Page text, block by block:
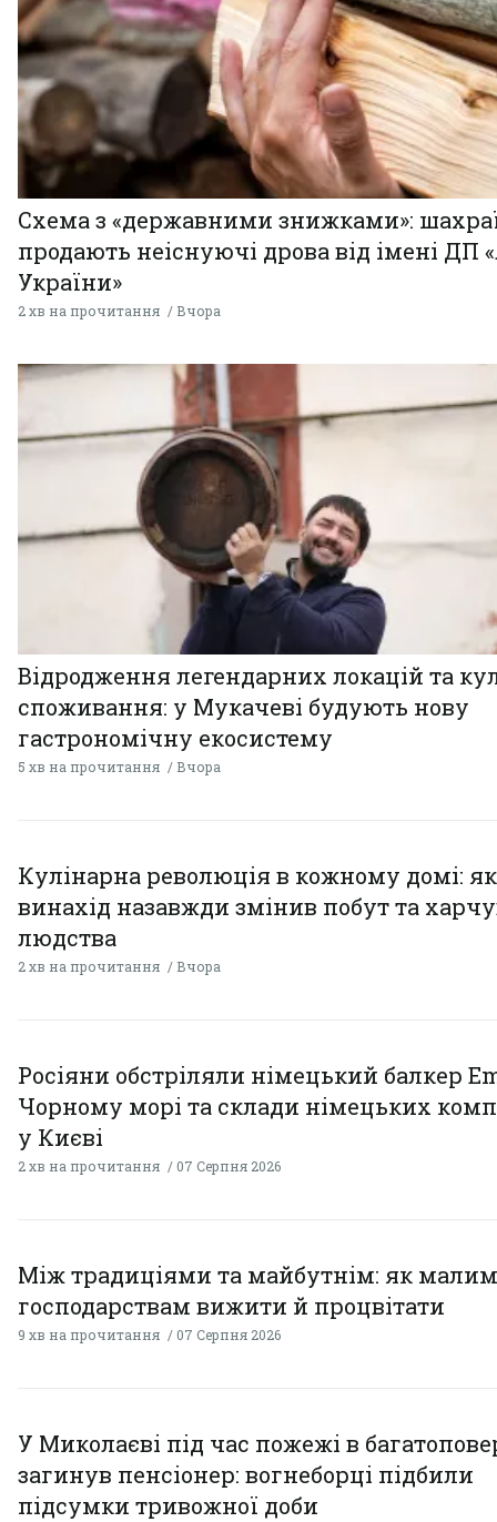
Схема з «державними знижками»:
продають неіснуючі дрова від імені ДП
України»
2 хв на прочитання Вчора
Відродження легендарних локацій та
споживання: у Мукачеві будують нову
гастрономічну екосистему
5 хв на прочитання Вчора
Кулінарна революція в кожному домі:
винахід назавжди змінив побут та
людства
2 хв на прочитання Вчора
Росіяни обстріляли німецький балкер
Чорному морі та склади німецьких
у Києві
2 хв на прочитання 07 Серпня 2026
Між традиціями та майбутнім: як малим
господарствам вижити й процвітати
9 хв на прочитання 07 Серпня 2026
У Миколаєві під час пожежі в
загинув пенсіонер: вогнеборці підбили
підсумки тривожної доби